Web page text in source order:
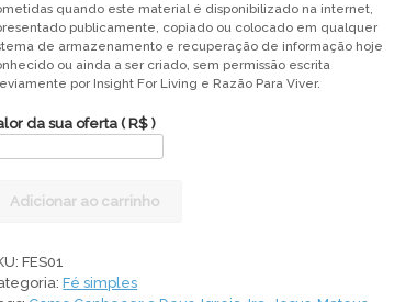
quando este material é disponibilizado na internet,
publicamente, copiado ou colocado em qualquer
de armazenamento e recuperação de informação hoje
ou ainda a ser criado, sem permissão escrita
por Insight For Living e Razão Para Viver.
da sua oferta( R$ )
Adicionar ao carrinho
FES01
Fé simples